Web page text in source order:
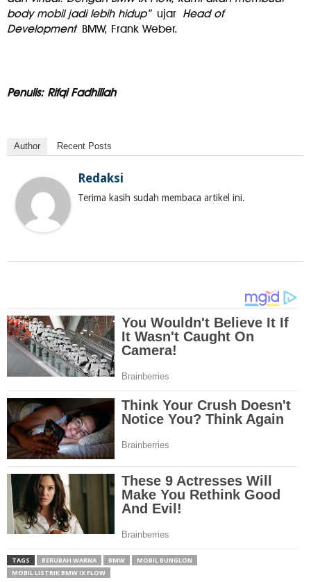
body mobil jadi lebih hidup”ujar Head of
DevelopmentBMW, Frank Weber.
Penulis: Rifqi Fadhillah
Author Recent Posts
Redaksi
Terima kasih sudah membaca artikel ini.
TAGS BERUBAH WARNA BMW
MOBIL BUNGLON
MOBIL LISTRIK BMW IX FLOW